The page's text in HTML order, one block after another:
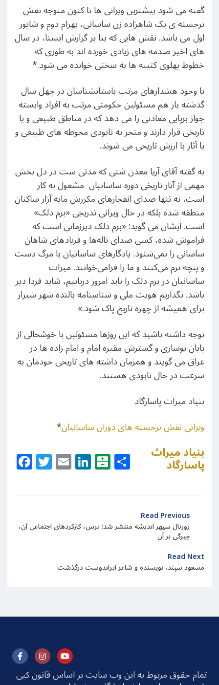
گفته می شود بیشترین ویرانی ها تا کنون متوجه نقش
برجسته ی یک شاهزاده زن ساسانی، بهرام دوم و شاپور
اول می باشد. نقش هایی که بنا بر گزارش ایسنا، در سال
های اخیر صدمه های زیادی خورده اند به طوری که
خطوط پهلوی کتیبه ها به سختی خوانده می شود.*
با وجود هشدارهای مرتب باستانشناسان در چهل سال
گذشته باز هم مسئولین حکومتی مرتب به افراد وابسته
جواز برپایی معادنی را می دهد که در مناطق طبیعی و یا
تاریخی قرار دارند و منجر به نابودی محوطه های طبیعی و
یا آثار با ارزش تاریخی می شوند.
به گفته آقای آریا معدن شنی که مدتی ست در دل بخش
مهمی از آثار تاریخی دوره ساسانیان مشغول به کار
است، نه تنها صدای انفجارهای مکررش مایه آزار ساکنان
منطقه شده بلکه در حال ویرانی تدریجی «برم دلک»
است. ایشان می گوید: «برم دلک دیرزمانی است که
فراموش شده، کسی صدای ناله‌ها و فریادهای شاهان
ساسانی را نمی‌شنود. یادگارهای ساسانیان با مرگ دست
و پنچه نرم می‌کنند و ما را فرامی‌خوانند. میراث
ساسانیان در برم دلک را باید امروز دریابیم، شاید فردا دیر
باشد. نگذاریم هویت ملی و شناسنامه بالنده شهر شیراز
برای همیشه از چهره تاریخ پاک شود.»
توجه داشته باشید که این روزها مسئولین با خوشحالی از
پایان نوسازی و گسترش مقبره امام و امام زاده ها در
عراق می گویند و همزمان داشته های تاریخی خودمان به
سرعت در حال نابودی هستند.
بنیاد میراث پاسارگاد
ویرانی نقش برجسته های دوران ساسانیان*
Facebook
Twitter
EmailLinkedIn
Balatarin
Share
بنیاد میراث
پاسارگاد
Read Previous
ژورنال سپهر اندیشه منتشر شد: ترس، کارکردهای اجتماعی آن،
چیرگی بر آن
Read Next
مسعود سپند، نویسنده و شاعر ایراندوست درگذشت
تمام حقوق مربوط به این وب سایت بر اساس قانون کپی